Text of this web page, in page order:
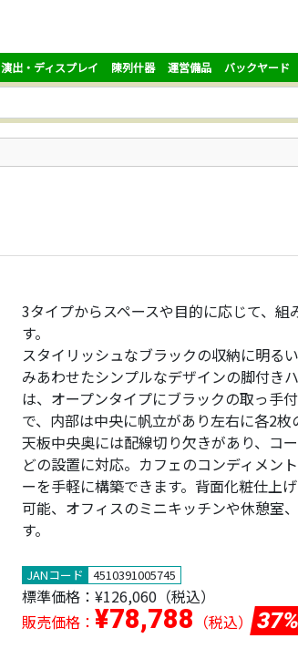
演出・ディスプレイ 陳列什器 運営備品 バックヤード
3タイプからスペースや目的に応じて、組
す。
スタイリッシュなブラックの収納に明る
みあわせたシンプルなデザインの脚付き
は、オープンタイプにブラックの取っ手
で、内部は中央に帆立があり左右に各2枚
天板中央奥には配線切り欠きがあり、コ
どの設置に対応。カフェのコンディメン
ーを手軽に構築できます。背面化粧仕上
可能、オフィスのミニキッチンや休憩室
す。
JANコード 4510391005745
標準価格： ¥126,060 （税込）
販売価格： ¥78,788 （税込）